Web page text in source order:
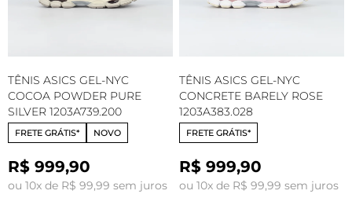
TÊNIS ASICS GEL-NYC
COCOA POWDER PURE
SILVER 1203A739.200
FRETE GRÁTIS* NOVO
R$ 999,90
ou 10x de R$ 99,99 sem juros
TÊNIS ASICS GEL-NYC
CONCRETE BARELY ROSE
1203A383.028
FRETE GRÁTIS*
R$ 999,90
ou 10x de R$ 99,99 sem juros